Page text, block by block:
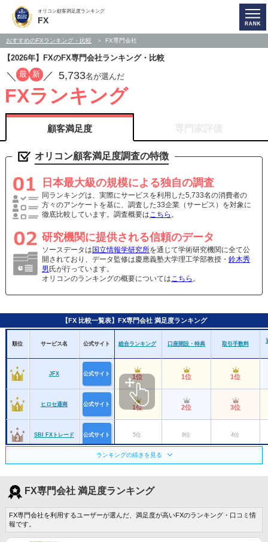
オリコン顧客満足度ランキング
FX
おすすめのFXランキング・比較 FX専門会社
【2026年】FXのFX専門会社ランキング・比較
／ 最 新 ／ 5,733名が選んだ
FXランキング
顧客満足度
オリコン顧客満足度調査の特徴
日本最大級の規模による独自の調査
同ランキングは、実際にサービスを利用した5,733名の消費者の
方々のアンケートを基に、調査した33企業（サービス）を対象に
徹底比較しています。調査概要はこちら 。
研究機関に提供される信頼のデータ
ソースデータは国立情報学研究所を通じて学術研究機関に全て公
開されており、データ監修は慶應義塾大学理工学部教授・ 鈴木秀
男氏が行っています。
オリコンのランキングの概要については こちら 。
【FX 比較一覧表】FX専門会社 満足度ランキング
順位 サービス名 公式サイト 総合ランキング 口座開設・特典 取引手数料
JFX 公式サイト 1位 1位 1位
ヒロセ通商 公式サイト 1位 2位 3位
SBI FXトレード 公式サイト 5位 8位 4位
外為どっとコム 公式サイト 7位 9位 9位
GMO外貨 公式サイト 7位
ランキングの続きを見る
FX専門会社 満足度ランキング
FX専門会社を利用するユーザーが選んだ、満足度が高いFXのランキング・口コミ情
報です。